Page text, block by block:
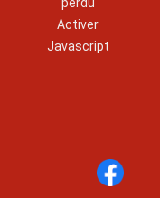
perdu
Activer
Javascript